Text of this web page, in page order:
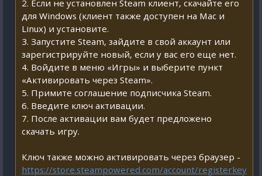
2. Если не установлен Steam клиент, скачайте его
для Windows (клиент также доступен на Mac и
Linux) и установите.
3. Запустите Steam, зайдите в свой аккаунт или
зарегистрируйте новый, если у вас его еще нет.
4. Войдите в меню «Игры» и выберите пункт
«Активировать через Steam».
5. Примите соглашение подписчика Steam.
6. Введите ключ активации.
7. После активации вам будет предложено
скачать игру.
Ключ также можно активировать через браузер -
https://store.steampowered.com/account/registerkey